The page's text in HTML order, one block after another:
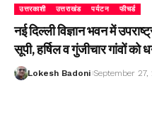
उत्तरकाशी उत्तराखंड पर्यटन फीचर्ड
नई दिल्ली विज्ञान भवन में
सूपी, हर्षिल व गुंजीचार गांवों
Lokesh Badoni September 27,